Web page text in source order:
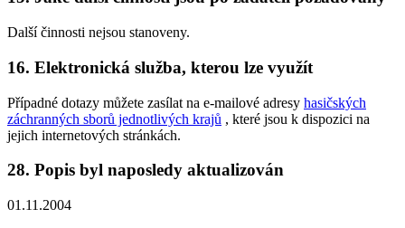
Další činnosti nejsou stanoveny.
16. Elektronická služba, kterou lze využít
Případné dotazy můžete zasílat na e-mailové adresy hasičských
záchranných sborů jednotlivých krajů , které jsou k dispozici na
jejich internetových stránkách.
28. Popis byl naposledy aktualizován
01.11.2004